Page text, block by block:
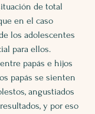
de total
en el caso
los adolescentes
para ellos.
papás e hijos
papás se sienten
angustiados
y por eso